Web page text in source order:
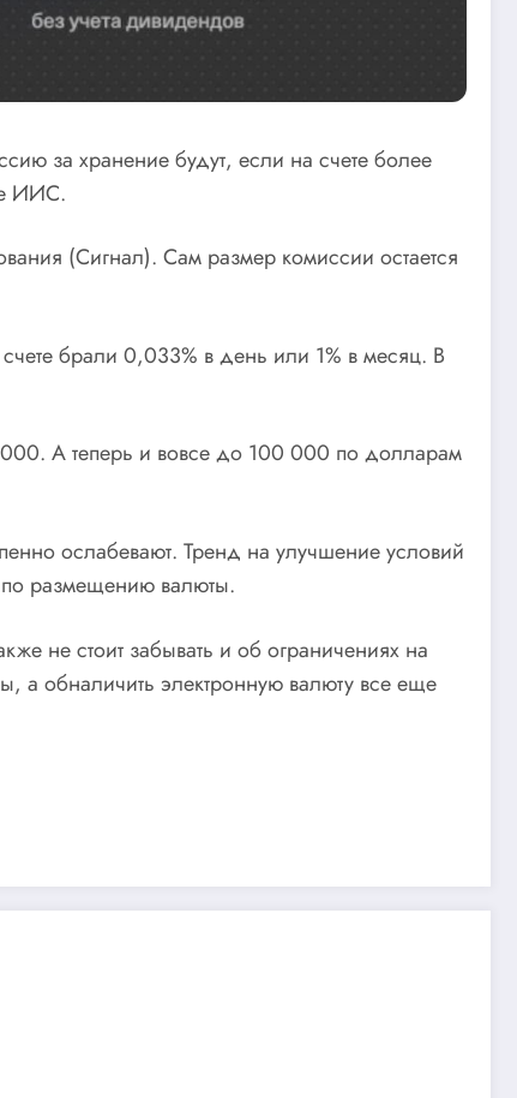
за хранение будут, если на счете более
ИИС.
(Сигнал). Сам размер комиссии остается
брали 0,033% в день или 1% в месяц. В
А теперь и вовсе до 100 000 по долларам
ослабевают. Тренд на улучшение условий
по размещению валюты.
не стоит забывать и об ограничениях на
а обналичить электронную валюту все еще